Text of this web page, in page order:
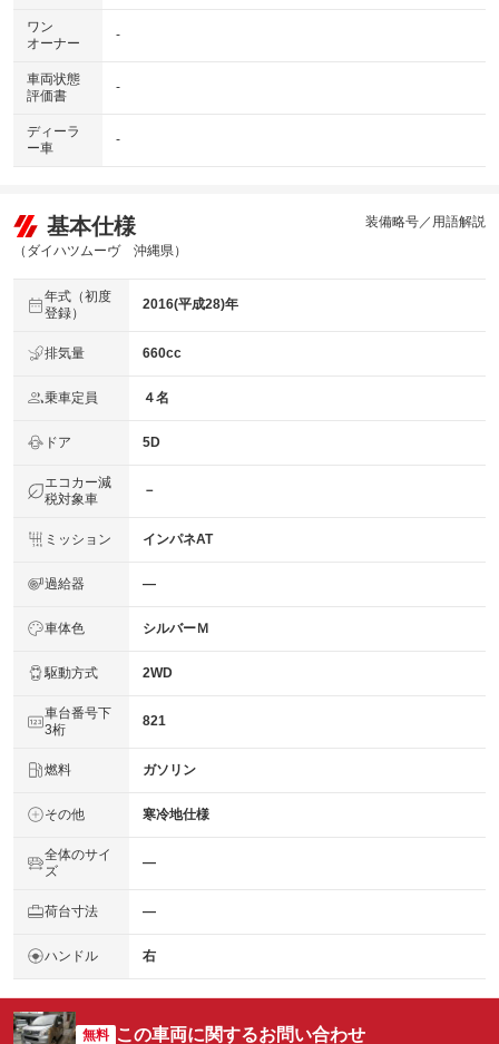
ワン
オーナー
-
車両状態
評価書
-
ディーラ
ー車
-
基本仕様
（ダイハツムーヴ 沖縄県）
装備略号／用語解説
年式（初度
登録）
2016(平成28)年
排気量 660cc
乗車定員 ４名
ドア 5D
エコカー減
税対象車
－
ミッション インパネAT
過給器 ―
車体色 シルバーＭ
駆動方式 2WD
車台番号下
3桁
821
燃料 ガソリン
その他 寒冷地仕様
全体のサイ
ズ
―
荷台寸法 ―
ハンドル 右
無料 この車両に関するお問い合わせ